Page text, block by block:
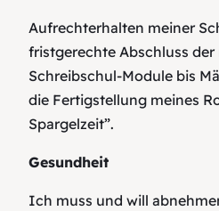
Aufrechterhalten meiner
fristgerechte Abschluss der
Schreibschul-Module bis
die Fertigstellung meines
Spargelzeit”.
Gesundheit
Ich muss und will